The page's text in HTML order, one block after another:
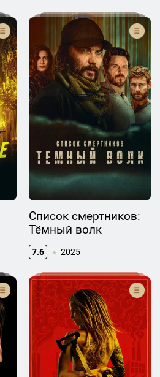
Список смертников:
Тёмный волк
7.6 2025